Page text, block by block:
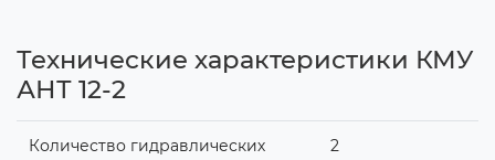
Технические характеристики КМУ
АНТ 12-2
Количество гидравлических
2